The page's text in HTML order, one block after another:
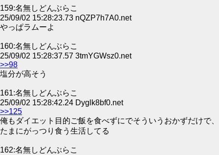
159:名無しどんぶらこ
25/09/02 15:28:23.73 nQZP7h7A0.net
やっぱラムーよ
160:名無しどんぶらこ
25/09/02 15:28:37.57 3tmYGWsz0.net
>>98
塩分が高そう
161:名無しどんぶらこ
25/09/02 15:28:42.24 Dyglk8bf0.net
>>125
俺もダイエット目的ご飯を食べずにでそういうおかずだけで、
たまにがっつり食う生活してる
162:名無しどんぶらこ